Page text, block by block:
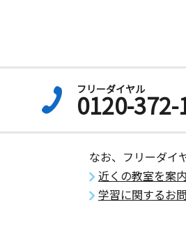
フリーダイヤル
0120-372-
なお、フリーダイ
近くの教室を案
学習に関するお